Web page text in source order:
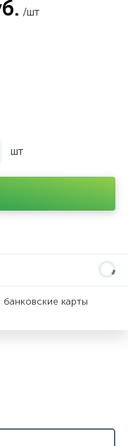
/шт
шт
карты